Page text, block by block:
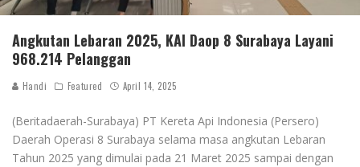
Angkutan Lebaran 2025, KAI Daop 8 Surabaya Layani
968.214 Pelanggan
Handi Featured April 14, 2025
(Beritadaerah-Surabaya) PT Kereta Api Indonesia (Persero)
Daerah Operasi 8 Surabaya selama masa angkutan Lebaran
Tahun 2025 yang dimulai pada 21 Maret 2025 sampai dengan